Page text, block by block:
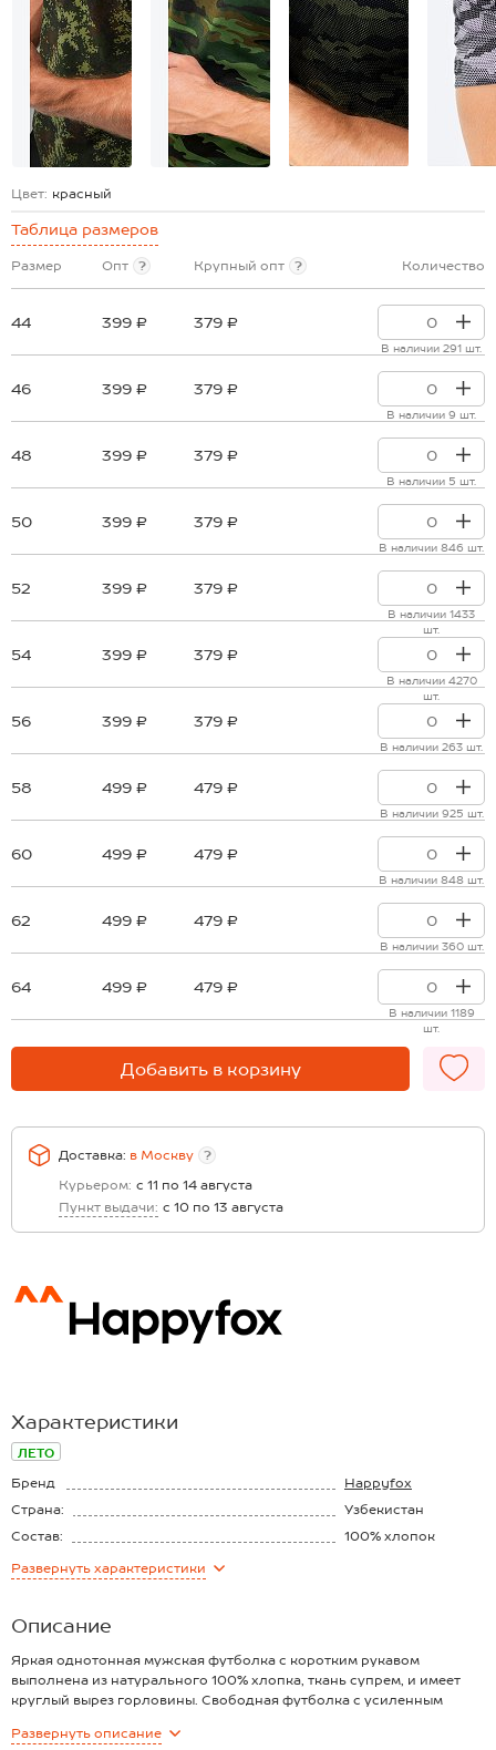
Цвет: красный
Таблица размеров
Размер Опт ? Крупный опт ? Количество
44 399 ₽ 379 ₽
В наличии 291 шт.
46 399 ₽ 379 ₽
В наличии 9 шт.
48 399 ₽ 379 ₽
В наличии 5 шт.
50 399 ₽ 379 ₽
В наличии 846 шт.
52 399 ₽ 379 ₽
В наличии 1433
шт.
54 399 ₽ 379 ₽
В наличии 4270
шт.
56 399 ₽ 379 ₽
В наличии 263 шт.
58 499 ₽ 479 ₽
В наличии 925 шт.
60 499 ₽ 479 ₽
В наличии 848 шт.
62 499 ₽ 479 ₽
В наличии 360 шт.
64 499 ₽ 479 ₽
В наличии 1189
шт.
Добавить в корзину
Доставка: в Москву
?
Курьером: с 11 по 14 августа
Пункт выдачи: с 10 по 13 августа
Характеристики
ЛЕТО
Бренд
Happyfox
Страна:
Узбекистан
Состав:
100% хлопок
Материал:
Развернуть характеристики
Описание
Яркая однотонная мужская футболка с коротким рукавом
выполнена из натурального 100% хлопка, ткань супрем, и имеет
круглый вырез горловины. Свободная футболка с усиленным
день.Сочетание мягкости и прочности позволяет ей сохранять
Развернуть описание